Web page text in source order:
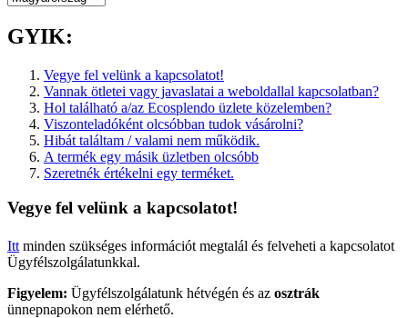
GYIK:
Vegye fel velünk a kapcsolatot!
Vannak ötletei vagy javaslatai a weboldallal kapcsolatban?
Hol található a/az Ecosplendo üzlete közelemben?
Viszonteladóként olcsóbban tudok vásárolni?
Hibát találtam / valami nem működik.
A termék egy másik üzletben olcsóbb
Szeretnék értékelni egy terméket.
Vegye fel velünk a kapcsolatot!
Itt minden szükséges információt megtalál és felveheti a kapcsolatot
Ügyfélszolgálatunkkal.
Figyelem: Ügyfélszolgálatunk hétvégén és az osztrák
ünnepnapokon nem elérhető.